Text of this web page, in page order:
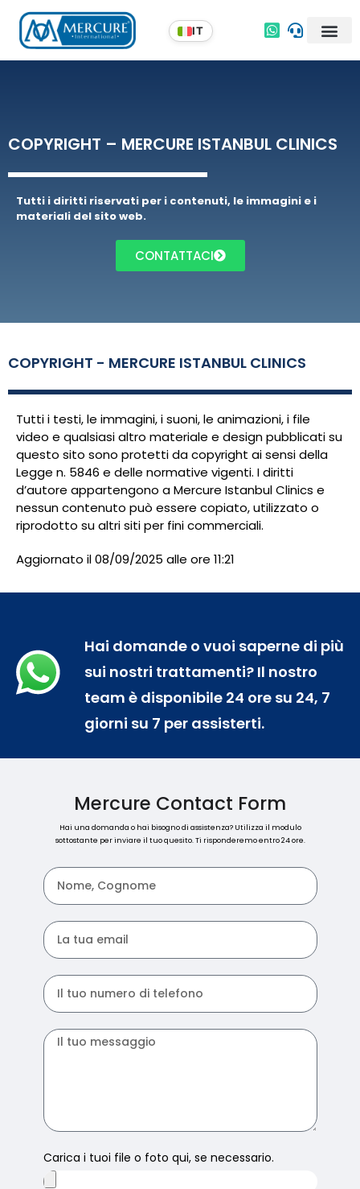
COPYRIGHT – MERCURE ISTANBUL CLINICS
Tutti i diritti riservati per i contenuti, le immagini e i
materiali del sito web.
CONTATTACI
COPYRIGHT - MERCURE ISTANBUL CLINICS
Tutti i testi, le immagini, i suoni, le animazioni, i file
video e qualsiasi altro materiale e design pubblicati su
questo sito sono protetti da copyright ai sensi della
Legge n. 5846 e delle normative vigenti. I diritti
d’autore appartengono a Mercure Istanbul Clinics e
nessun contenuto può essere copiato, utilizzato o
riprodotto su altri siti per fini commerciali.
Aggiornato il 08/09/2025 alle ore 11:21
Hai domande o vuoi saperne di più
sui nostri trattamenti? Il nostro
team è disponibile 24 ore su 24, 7
giorni su 7 per assisterti.
Mercure Contact Form
Hai una domanda o hai bisogno di assistenza? Utilizza il modulo
sottostante per inviare il tuo quesito. Ti risponderemo entro 24 ore.
Carica i tuoi file o foto qui, se necessario.